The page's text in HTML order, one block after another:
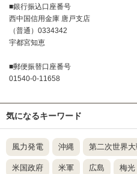
■銀行振込口座番号
西中国信用金庫 唐戸支店
（普通）0334342
宇都宮知恵
■郵便振替口座番号
01540-0-11658
気になるキーワード
風力発電 沖縄 第二次世界
米国政府 米軍 広島 梅光